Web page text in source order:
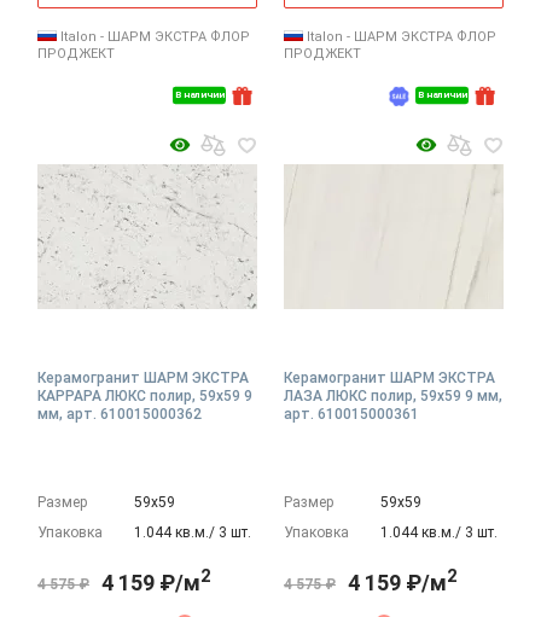
В наличии
Italon - ШАРМ ЭКСТРА ФЛОР
ПРОДЖЕКТ
В наличии
Italon - ШАРМ ЭКСТРА ФЛОР
ПРОДЖЕКТ
Керамогранит ШАРМ ЭКСТРА
КАРРАРА ЛЮКС полир, 59x59 9
мм, арт. 610015000362
Размер
59х59
Упаковка
1.044 кв.м./ 3 шт.
4 575 ₽ 4 159 ₽/м2
Керамогранит ШАРМ ЭКСТРА
ЛАЗА ЛЮКС полир, 59x59 9 мм,
арт. 610015000361
Размер
59х59
Упаковка
1.044 кв.м./ 3 шт.
4 575 ₽ 4 159 ₽/м2